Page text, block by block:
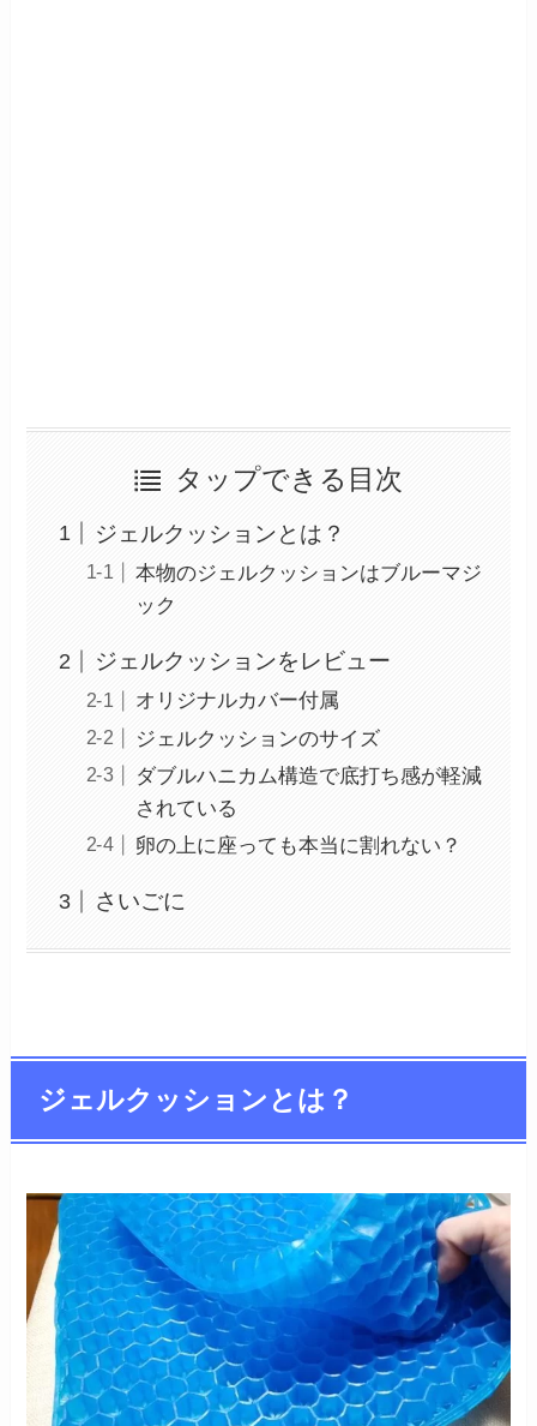
タップできる目次
ジェルクッションとは？
本物のジェルクッションはブルーマジ
ック
ジェルクッションをレビュー
オリジナルカバー付属
ジェルクッションのサイズ
ダブルハニカム構造で底打ち感が軽減
されている
卵の上に座っても本当に割れない？
さいごに
ジェルクッションとは？